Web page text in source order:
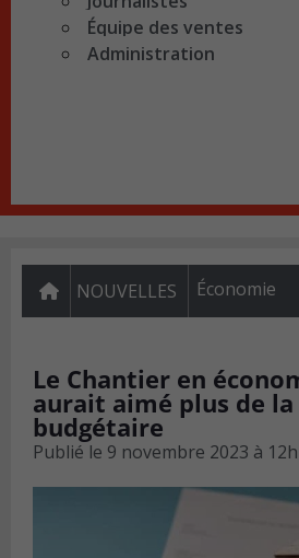
Équipe des ventes
Administration
NOUVELLES Économie
Le Chantier en
aurait aimé plus de
budgétaire
Publié le 9 novembre 2023 à